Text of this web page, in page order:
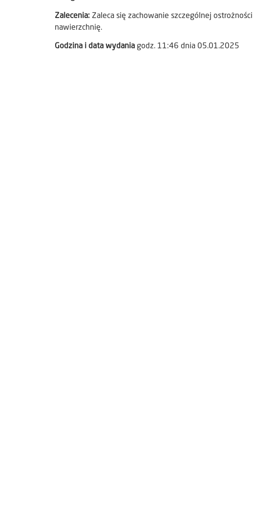
Zalecenia: Zaleca się zachowanie szczególnej
nawierzchnię.
Godzina i data wydania godz. 11:46 dnia 05.01.2025